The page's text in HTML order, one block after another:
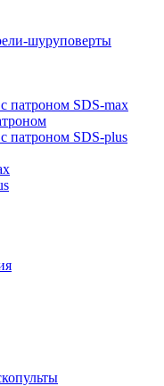
шуруповерты
патроном SDS-max
патроном SDS-plus